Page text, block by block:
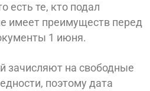
есть те, кто подал
имеет преимуществ перед
1 июня.
зачисляют на свободные
поэтому дата